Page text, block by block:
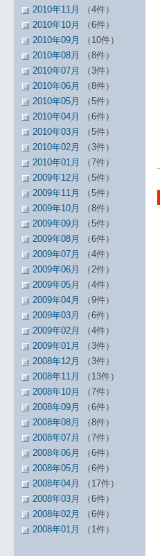
2010年11月
（4件）
2010年10月
（6件）
2010年09月
（10件）
2010年08月
（8件）
2010年07月
（3件）
2010年06月
（8件）
2010年05月
（5件）
2010年04月
（6件）
2010年03月
（5件）
2010年02月
（3件）
2010年01月
（7件）
2009年12月
（5件）
2009年11月
（5件）
2009年10月
（8件）
2009年09月
（5件）
2009年08月
（6件）
2009年07月
（4件）
2009年06月
（2件）
2009年05月
（4件）
2009年04月
（9件）
2009年03月
（6件）
2009年02月
（4件）
2009年01月
（3件）
2008年12月
（3件）
2008年11月
（13件）
2008年10月
（7件）
2008年09月
（6件）
2008年08月
（8件）
2008年07月
（7件）
2008年06月
（6件）
2008年05月
（6件）
2008年04月
（17件）
2008年03月
（6件）
2008年02月
（6件）
2008年01月
（1件）